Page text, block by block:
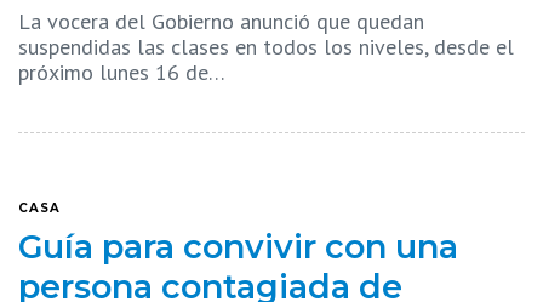
La vocera del Gobierno anunció que quedan
suspendidas las clases en todos los niveles, desde el
próximo lunes 16 de…
CASA
Guía para convivir con una
persona contagiada de